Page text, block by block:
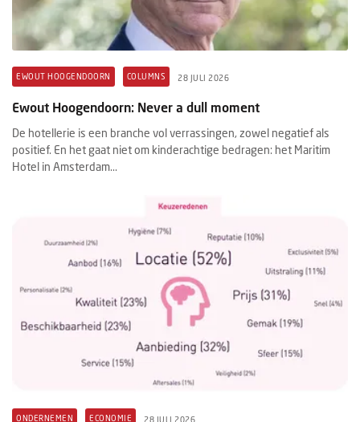
EWOUT HOOGENDOORN COLUMNS 28 JULI 2026
Ewout Hoogendoorn: Never a dull moment
De hotellerie is een branche vol verrassingen, zowel negatief als
positief. En het gaat niet om kinderachtige bedragen: het Maritim
Hotel in Amsterdam...
ONDERNEMEN ECONOMIE 28 JULI 2026